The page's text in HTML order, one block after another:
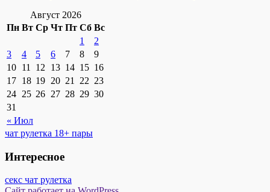
Август 2026
Пн Вт Ср Чт Пт Сб Вс
« Июл
1
2
3
4 5 6 7 8
9
10 11 12 13 14 15 16
17 18 19 20 21 22 23
24 25 26 27 28 29 30
31
чат рулетка 18+ пары
Интересное
секс чат рулетка